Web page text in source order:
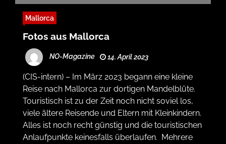
Mallorca
Fotos aus Mallorca
NO-Magazine 14. April 2023
(CIS-intern) – Im März 2023 begann eine kleine
Reise nach Mallorca zur dortigen Mandelblüte.
Touristisch ist zu der Zeit noch nicht soviel los,
viele ältere Reisende und Eltern mit Kleinkindern.
Alles ist noch recht günstig und die touristischen
Anlaufpunkte keinesfalls überlaufen. Mehrere